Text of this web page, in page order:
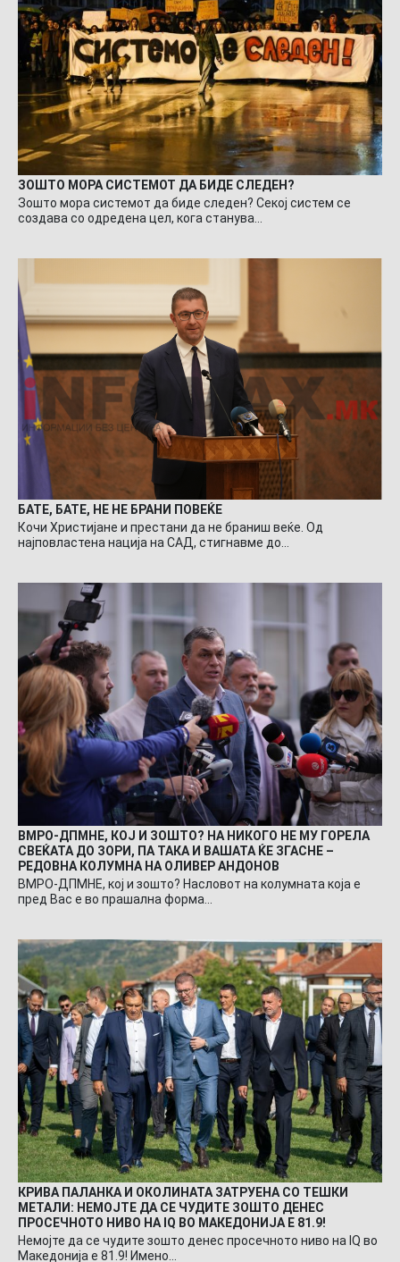
ЗОШТО МОРА СИСТЕМОТ ДА БИДЕ СЛЕДЕН?
Зошто мора системот да биде следен? Секој систем се
создава со одредена цел, кога станува…
БАТЕ, БАТЕ, НЕ НЕ БРАНИ ПОВЕЌЕ
Кочи Христијане и престани да не браниш веќе. Од
најповластена нација на САД, стигнавме до…
ВМРО-ДПМНЕ, КОЈ И ЗОШТО? НА НИКОГО НЕ МУ ГОРЕЛА
СВЕЌАТА ДО ЗОРИ, ПА ТАКА И ВАШАТА ЌЕ ЗГАСНЕ –
РЕДОВНА КОЛУМНА НА ОЛИВЕР АНДОНОВ
ВМРО-ДПМНЕ, кој и зошто? Насловот на колумната која е
пред Вас е во прашална форма…
КРИВА ПАЛАНКА И ОКОЛИНАТА ЗАТРУЕНА СО ТЕШКИ
МЕТАЛИ: НЕМОЈТЕ ДА СЕ ЧУДИТЕ ЗОШТО ДЕНЕС
ПРОСЕЧНОТО НИВО НА IQ ВО МАКЕДОНИЈА Е 81.9!
Немојте да се чудите зошто денес просечното ниво на IQ во
Македонија е 81.9! Имено…